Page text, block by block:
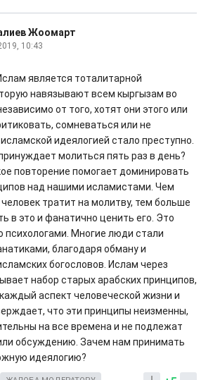
Жоомарт
10:43
является тоталитарной
навязывают всем кыргызам во
от того, хотят они этого или
сомневаться или не
идеялогией стало преступно.
молиться пять раз в день?
повторение помогает доминировать
над нашими исламистами. Чем
тратит на молитву, тем больше
в это и фанатично ценить его. Это
психологами. Многие люди стали
благодаря обману и
богословов. Ислам через
набор старых арабских принципов,
аспект человеческой жизни и
что эти принципы неизменны,
на все времена и не подлежат
обсуждению. Зачем нам принимать
идеялогию?